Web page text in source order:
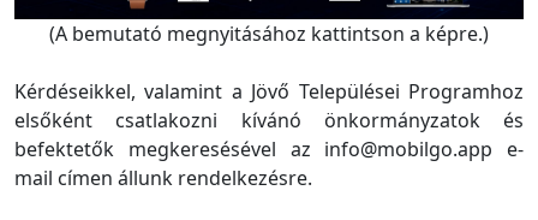
(A bemutató megnyitásához kattintson a képre.)
Kérdéseikkel, valamint a Jövő Települései Programhoz
elsőként csatlakozni kívánó önkormányzatok és
befektetők megkeresésével az info@mobilgo.app e-
mail címen állunk rendelkezésre.